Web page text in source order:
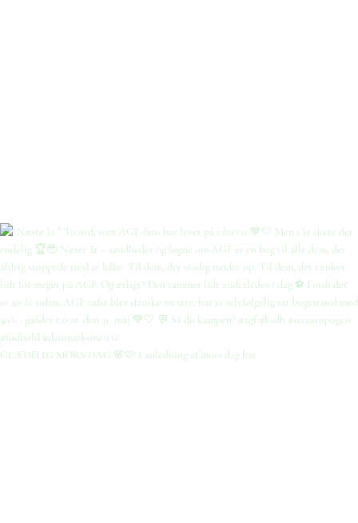
GLÆDELIG MORS DAG 🌸🩷 I anledning af mors dag har